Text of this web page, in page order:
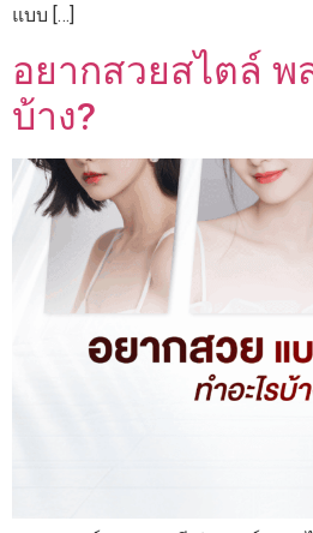
แบบ […]
อยากสวยสไตล์ พ
บ้าง?